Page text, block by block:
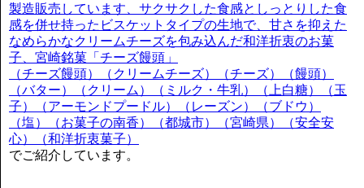
製造販売しています、サクサクした食感としっとりした食
感を併せ持ったビスケットタイプの生地で、甘さを抑えた
なめらかなクリームチーズを包み込んだ和洋折衷のお菓
子、宮崎銘菓「チーズ饅頭」
（チーズ饅頭）（クリームチーズ）（チーズ）（饅頭）
（バター）（クリーム）（ミルク・牛乳）（上白糖）（玉
子）（アーモンドプードル）（レーズン）（ブドウ）
（塩）（お菓子の南香）（都城市）（宮崎県）（安全安
心）（和洋折衷菓子）
でご紹介しています。